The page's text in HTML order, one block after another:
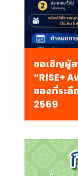
ขอเชิญผู้ส
“RISE+
ของที่ระลึ
2569